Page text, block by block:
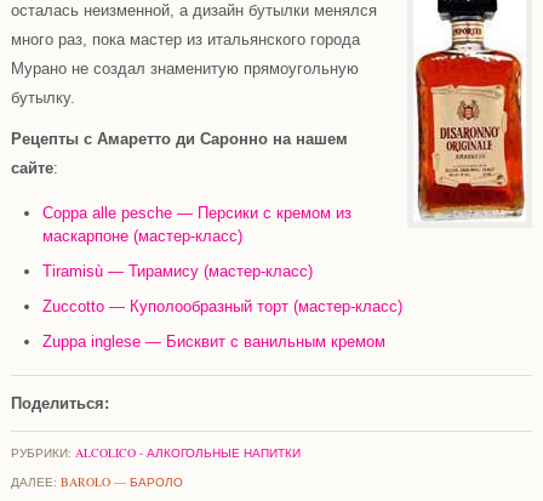
осталась неизменной, а дизайн бутылки менялся
много раз, пока мастер из итальянского города
Мурано не создал знаменитую прямоугольную
бутылку.
Рецепты с Амаретто ди Саронно на нашем
сайте:
Coppa alle pesche — Персики с кремом из
маскарпоне (мастер-класс)
Tiramisù — Тирамису (мастер-класс)
Zuccotto — Куполообразный торт (мастер-класс)
Zuppa inglese — Бисквит с ванильным кремом
Поделиться:
РУБРИКИ: ALCOLICO - АЛКОГОЛЬНЫЕ НАПИТКИ
ДАЛЕЕ: BAROLO — БАРОЛО